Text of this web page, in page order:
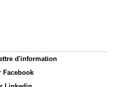
d'information
Facebook